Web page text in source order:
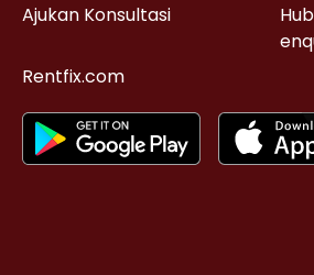
Ajukan Konsultasi
Rentfix.com